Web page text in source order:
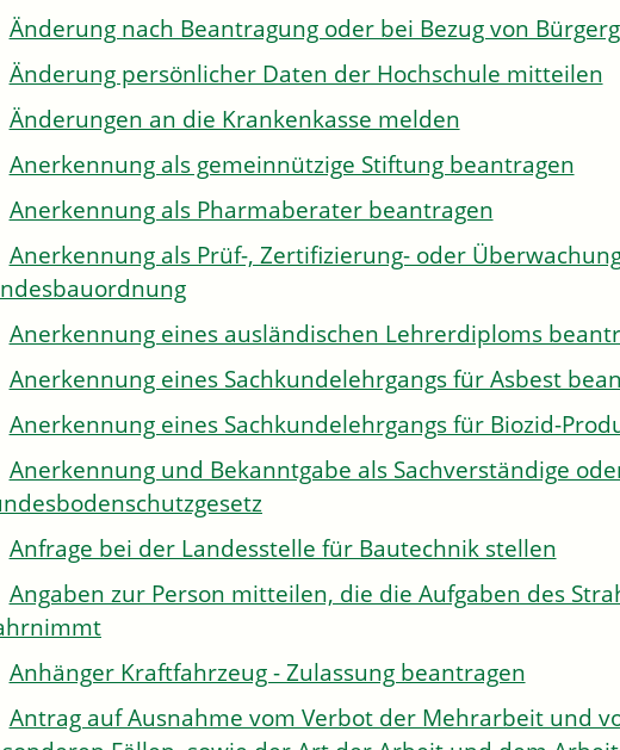
Änderung nach Beantragung oder bei Bezug von
Änderung persönlicher Daten der Hochschule mitteilen
Änderungen an die Krankenkasse melden
Anerkennung als gemeinnützige Stiftung beantragen
Anerkennung als Pharmaberater beantragen
Anerkennung als Prüf-, Zertifizierung- oder
Anerkennung eines ausländischen Lehrerdiploms
Anerkennung eines Sachkundelehrgangs für Asbest
Anerkennung eines Sachkundelehrgangs für Biozid-
Anerkennung und Bekanntgabe als Sachverständige
Anfrage bei der Landesstelle für Bautechnik stellen
Angaben zur Person mitteilen, die die Aufgaben des
Anhänger Kraftfahrzeug - Zulassung beantragen
Antrag auf Ausnahme vom Verbot der Mehrarbeit und